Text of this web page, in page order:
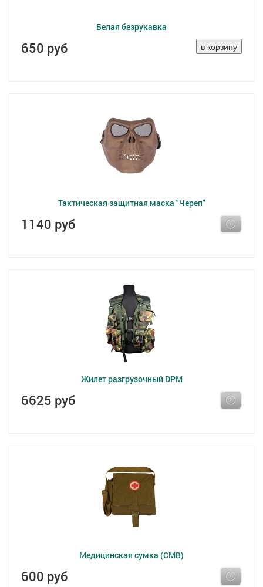
Белая безрукавка
650 руб
Тактическая защитная маска "Череп"
1140 руб
Жилет разгрузочный DPM
6625 руб
Медицинская сумка (СМВ)
600 руб